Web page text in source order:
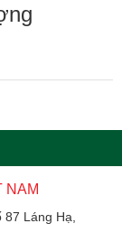
NAM
Láng Hạ,